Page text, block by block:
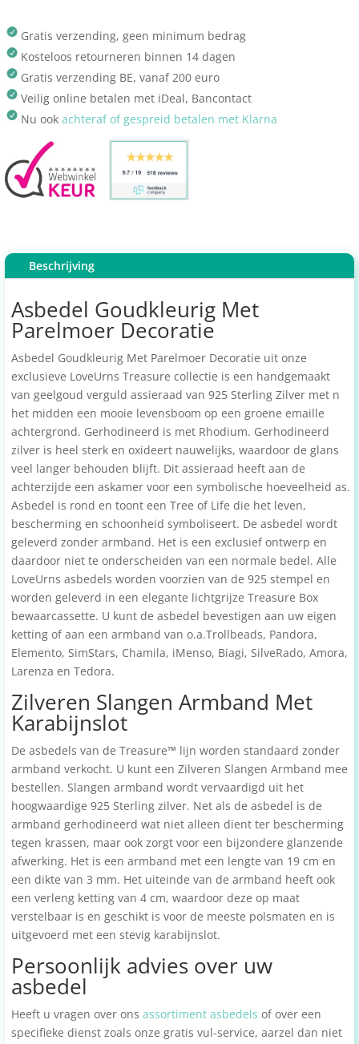
Gratis verzending, geen minimum bedrag
Kosteloos retourneren binnen 14 dagen
Gratis verzending BE, vanaf 200 euro
Veilig online betalen met iDeal, Bancontact
Nu ook achteraf of gespreid betalen met Klarna
Beschrijving
Asbedel Goudkleurig Met
Parelmoer Decoratie
Asbedel Goudkleurig Met Parelmoer Decoratie uit onze
exclusieve LoveUrns Treasure collectie is een handgemaakt
van geelgoud verguld assieraad van 925 Sterling Zilver met n
het midden een mooie levensboom op een groene emaille
achtergrond. Gerhodineerd is met Rhodium. Gerhodineerd
zilver is heel sterk en oxideert nauwelijks, waardoor de glans
veel langer behouden blijft. Dit assieraad heeft aan de
achterzijde een askamer voor een symbolische hoeveelheid as.
Asbedel is rond en toont een Tree of Life die het leven,
bescherming en schoonheid symboliseert. De asbedel wordt
geleverd zonder armband. Het is een exclusief ontwerp en
daardoor niet te onderscheiden van een normale bedel. Alle
LoveUrns asbedels worden voorzien van de 925 stempel en
worden geleverd in een elegante lichtgrijze Treasure Box
bewaarcassette. U kunt de asbedel bevestigen aan uw eigen
ketting of aan een armband van o.a.Trollbeads, Pandora,
Elemento, SimStars, Chamila, iMenso, Biagi, SilveRado, Amora,
Larenza en Tedora.
Zilveren Slangen Armband Met
Karabijnslot
De asbedels van de Treasure™ lijn worden standaard zonder
armband verkocht. U kunt een Zilveren Slangen Armband mee
bestellen. Slangen armband wordt vervaardigd uit het
hoogwaardige 925 Sterling zilver. Net als de asbedel is de
armband gerhodineerd wat niet alleen dient ter bescherming
tegen krassen, maar ook zorgt voor een bijzondere glanzende
afwerking. Het is een armband met een lengte van 19 cm en
een dikte van 3 mm. Het uiteinde van de armband heeft ook
een verleng ketting van 4 cm, waardoor deze op maat
verstelbaar is en geschikt is voor de meeste polsmaten en is
uitgevoerd met een stevig karabijnslot.
Persoonlijk advies over uw
asbedel
Heeft u vragen over ons assortiment asbedels of over een
specifieke dienst zoals onze gratis vul-service, aarzel dan niet